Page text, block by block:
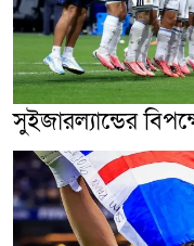
সুইজারল্যান্ডের